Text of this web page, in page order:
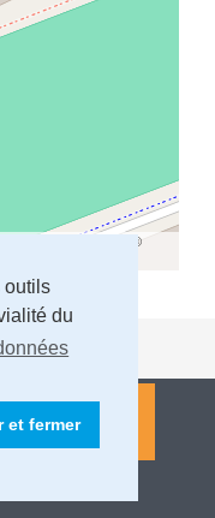
outils
du
et fermer
, Imagery ©